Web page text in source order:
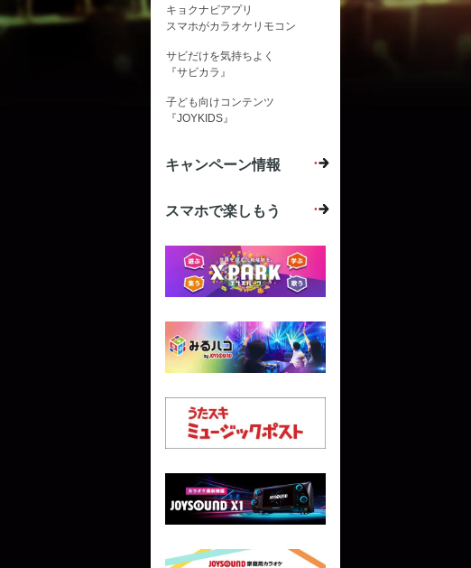
キョクナビアプリ
スマホがカラオケリモコン
サビだけを気持ちよく
『サビカラ』
子ども向けコンテンツ
『JOYKIDS』
キャンペーン情報
スマホで楽しもう